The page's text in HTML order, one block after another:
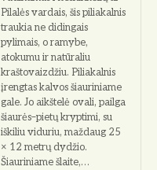
Pilalės vardais, šis piliakalnis
traukia ne didingais
pylimais, o ramybe,
atokumu ir natūraliu
kraštovaizdžiu. Piliakalnis
įrengtas kalvos šiauriniame
gale. Jo aikštelė ovali, pailga
šiaurės–pietų kryptimi, su
iškiliu viduriu, maždaug 25
× 12 metrų dydžio.
Šiauriniame šlaite,…